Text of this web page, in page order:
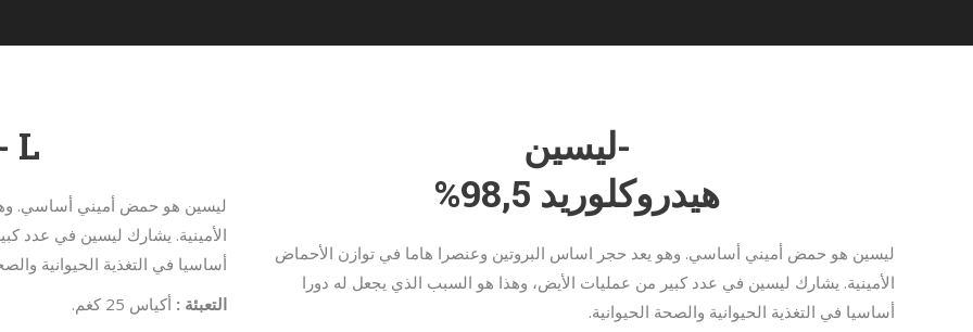
L -ليسين كبريتات
ليسين هو حمض أميني أساسي.
الأمينية. يشارك ليسين في عدد
أساسيا في التغذية الحيوانية
التعبئة : أكياس 25 كغم.
-ليسين
هيدروكلوريد 98,5%
ليسين هو حمض أميني أساسي. وهو يعد حجر اساس البروتين وعنصرا هاما في توازن الأحماض
الأمينية. يشارك ليسين في عدد كبير من عمليات الأيض، وهذا هو السبب الذي يجعل له دورا
أساسيا في التغذية الحيوانية والصحة الحيوانية.